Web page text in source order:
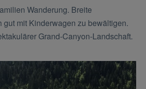
Wanderung. Breite
gut mit Kinderwagen zu bewältigen.
Grand-Canyon-Landschaft.